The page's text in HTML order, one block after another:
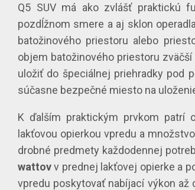
Q5 SUV má ako zvlášť praktickú
pozdĺžnom smere a aj sklon
batožinového priestoru alebo
objem batožinového priestoru
uložiť do špeciálnej priehradky pod
súčasne bezpečné miesto na
K ďalším praktickým prvkom patrí
lakťovou opierkou vpredu a
drobné predmety každodennej
wattovv prednej lakťovej opierke a
vpredu poskytovať nabíjací výkon až